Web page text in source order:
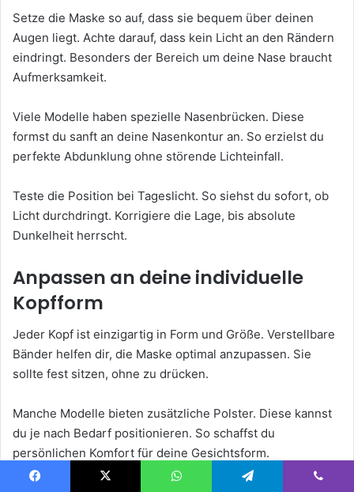
Setze die Maske so auf, dass sie bequem über deinen
Augen liegt. Achte darauf, dass kein Licht an den Rändern
eindringt. Besonders der Bereich um deine Nase braucht
Aufmerksamkeit.
Viele Modelle haben spezielle Nasenbrücken. Diese
formst du sanft an deine Nasenkontur an. So erzielst du
perfekte Abdunklung ohne störende Lichteinfall.
Teste die Position bei Tageslicht. So siehst du sofort, ob
Licht durchdringt. Korrigiere die Lage, bis absolute
Dunkelheit herrscht.
Anpassen an deine individuelle
Kopfform
Jeder Kopf ist einzigartig in Form und Größe. Verstellbare
Bänder helfen dir, die Maske optimal anzupassen. Sie
sollte fest sitzen, ohne zu drücken.
Manche Modelle bieten zusätzliche Polster. Diese kannst
du je nach Bedarf positionieren. So schaffst du
persönlichen Komfort für deine Gesichtsform.